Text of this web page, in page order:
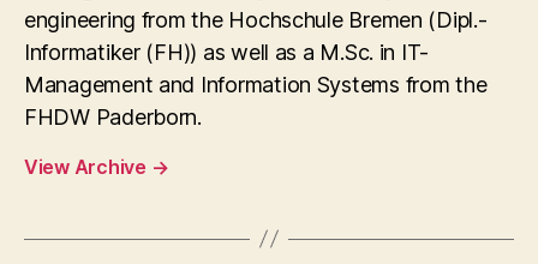
engineering from the Hochschule Bremen (Dipl.-
Informatiker (FH)) as well as a M.Sc. in IT-
Management and Information Systems from the
FHDW Paderborn.
View Archive →